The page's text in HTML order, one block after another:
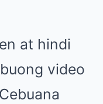
at hindi
video